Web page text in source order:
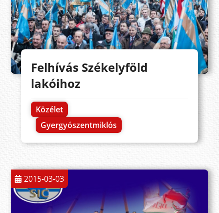
Felhívás Székelyföld
lakóihoz
Közélet
Gyergyószentmiklós
2015-03-03